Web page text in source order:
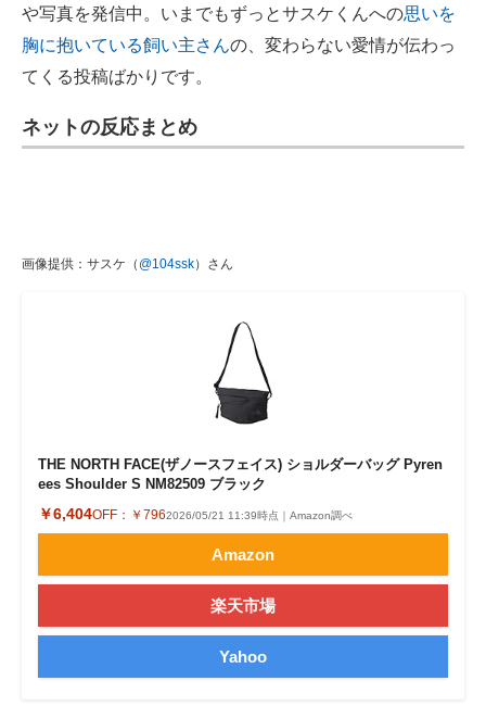
や写真を発信中。いまでもずっとサスケくんへの思いを
胸に抱いている飼い主さんの、変わらない愛情が伝わっ
てくる投稿ばかりです。
ネットの反応まとめ
画像提供：サスケ（ @104ssk）さん
THE NORTH FACE(ザノースフェイス) ショルダーバッグ Pyren
ees Shoulder S NM82509 ブラック
￥6,404OFF： ￥7962026/05/21 11:39時点｜Amazon調べ
Amazon
楽天市場
Yahoo